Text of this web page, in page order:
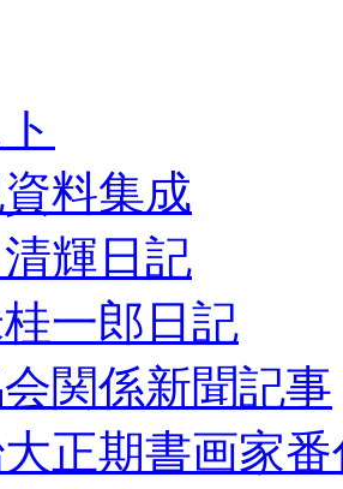
料集成
輝日記
一郎日記
関係新聞記事
正期書画家